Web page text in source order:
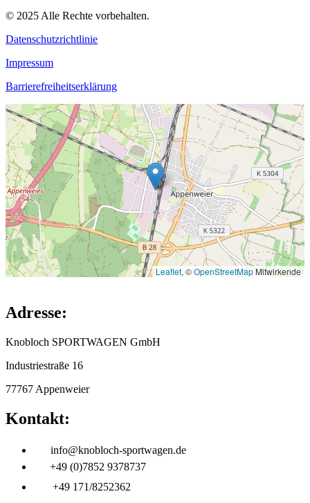
© 2025 Alle Rechte vorbehalten.
Datenschutzrichtlinie
Impressum
Barrierefreiheitserklärung
Leaflet, ©OpenStreetMapMitwirkende
Adresse:
Knobloch SPORTWAGEN GmbH
Industriestraße 16
77767 Appenweier
Kontakt:
info@knobloch-sportwagen.de
+49 (0)7852 9378737
+49 171/8252362